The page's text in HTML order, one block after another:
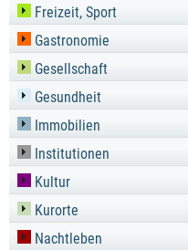
Freizeit, Sport
Gastronomie
Gesellschaft
Gesundheit
Immobilien
Institutionen
Kultur
Kurorte
Nachtleben